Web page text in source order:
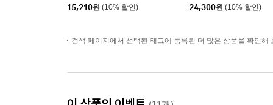
15,210원 (10% 할인)
24,300원 (10% 할인)
검색 페이지에서 선택된 태그에 등록된 더 많은 상품을 확인해